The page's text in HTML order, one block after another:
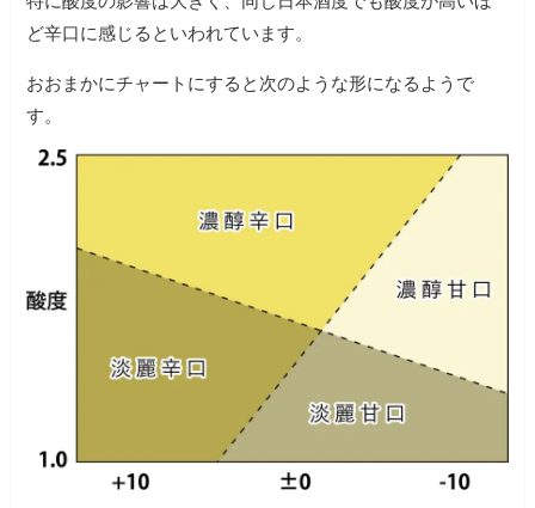
ど辛口に感じるといわれています。
おおまかにチャートにすると次のような形になるようで
す。